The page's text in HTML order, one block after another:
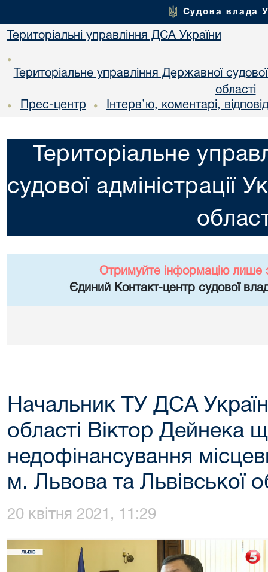
Судова влада
Територіальні управління ДСА України
•
Територіальне управління Державної
областi
• Прес-центр • Інтерв’ю, коментарі,
Територіальне
судової адміністрації
Отримуйте інформацію лише
Єдиний Контакт-центр судової
Начальник ТУ ДСА
області Віктор Дейнека
недофінансування
м. Львова та Львівської
20 квітня 2021, 11:29